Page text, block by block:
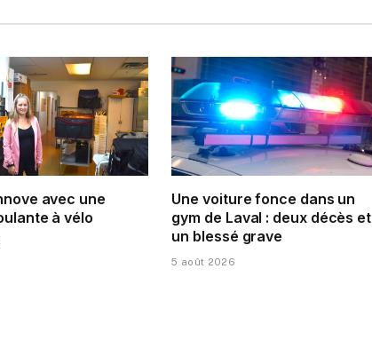
avec une
à vélo
Une voiture fonce dans un
gym de Laval : deux décès et
un blessé grave
5 août 2026